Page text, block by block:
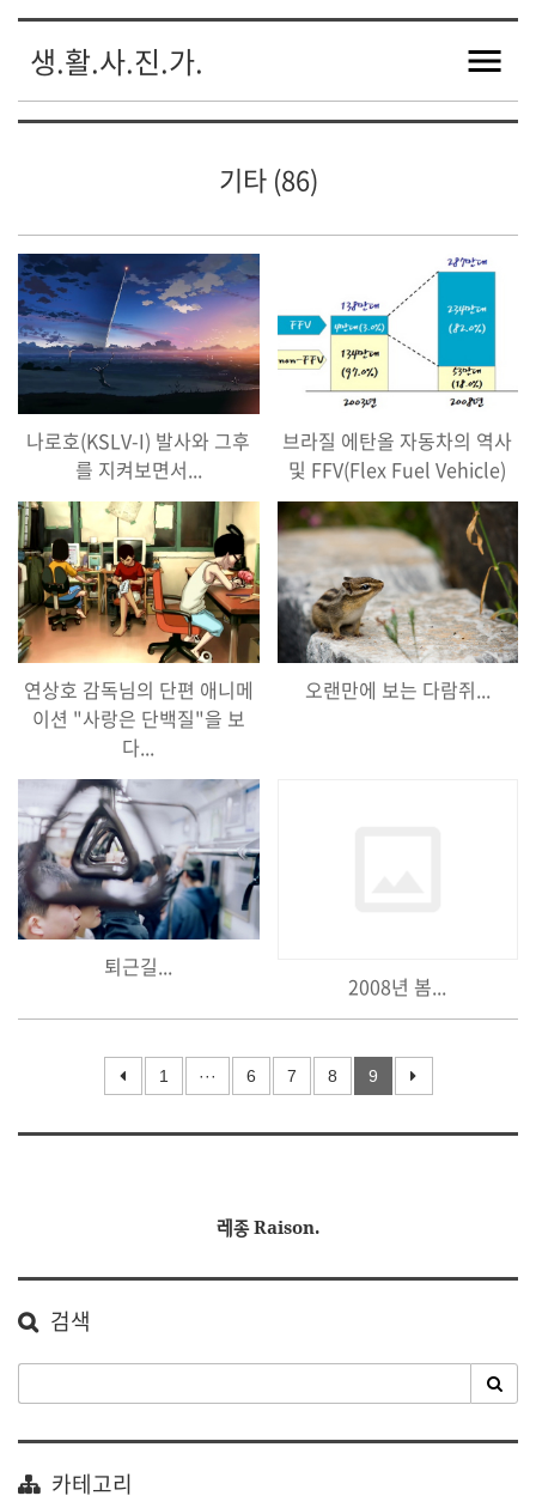
생.활.사.진.가.
기타 (86)
나로호(KSLV-I) 발사와 그후
를 지켜보면서...
브라질 에탄올 자동차의 역사
및 FFV(Flex Fuel Vehicle)
연상호 감독님의 단편 애니메
이션 "사랑은 단백질"을 보
다...
오랜만에 보는 다람쥐...
퇴근길...
2008년 봄...
1 ··· 6 7 8 9
레종 Raison.
검색
카테고리